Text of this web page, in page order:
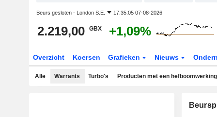
Beurs gesloten - London S.E. 17:35:05 07-08-2026
2.219,00 GBX +1,09%
Overzicht Koersen Grafieken Nieuws
Alle Warrants Turbo's Producten met een hefboomwerking